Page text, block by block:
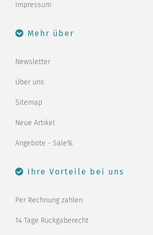
Impressum
Mehr über
Newsletter
Über uns
Sitemap
Neue Artikel
Angebote - Sale%
Ihre Vorteile bei uns
Per Rechnung zahlen
14 Tage Rückgaberecht